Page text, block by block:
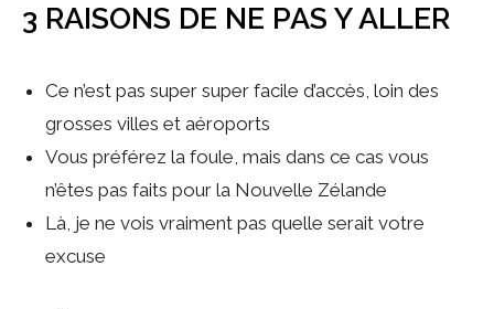
3 RAISONS DE NE PAS Y ALLER
Ce n’est pas super super facile d’accès, loin des
grosses villes et aéroports
Vous préférez la foule, mais dans ce cas vous
n’êtes pas faits pour la Nouvelle Zélande
Là, je ne vois vraiment pas quelle serait votre
excuse